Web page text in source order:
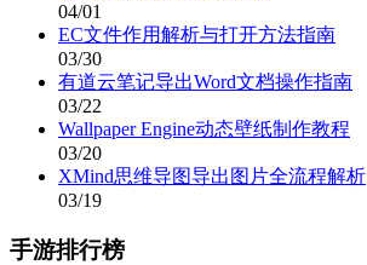
04/01
EC文件作用解析与打开方法指南
03/30
有道云笔记导出Word文档操作指南
03/22
Wallpaper Engine动态壁纸制作教程
03/20
XMind思维导图导出图片全流程解析
03/19
手游排行榜